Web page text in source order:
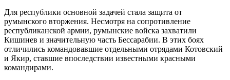
Для республики основной задачей стала защита от
румынского вторжения. Несмотря на сопротивление
республиканской армии, румынские войска захватили
Кишинев и значительную часть Бессарабии. В этих боях
отличились командовавшие отдельными отрядами Котовский
и Якир, ставшие впоследствии известными красными
командирами.